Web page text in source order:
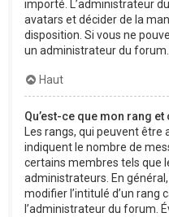
importé. L’administrateur
avatars et décider de la
disposition. Si vous ne
un administrateur du forum.
Haut
Qu’est-ce que mon rang
Les rangs, qui peuvent être
indiquent le nombre de
certains membres tels que
administrateurs. En
modifier l’intitulé d’un rang
l’administrateur du forum.